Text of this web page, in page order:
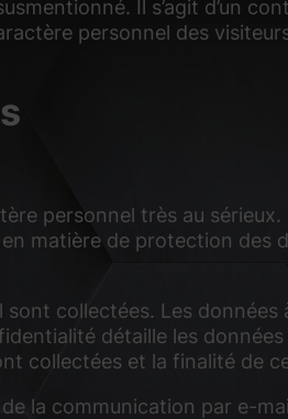
Il s’agit d’un
personnel des
personnel très au
matière de protection des
collectées. Les
détaille les
collectées et la finalité de
la communication par e-